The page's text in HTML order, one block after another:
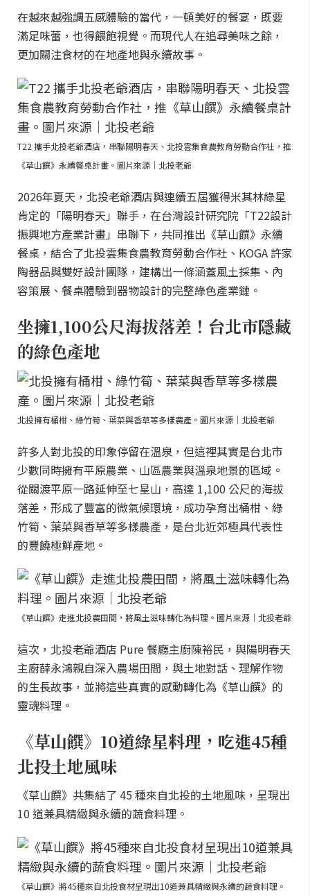
在越來越強調五感體驗的當代，一頓美好的餐宴，既要
滿足味蕾，也得餵飽視覺。而現代人在追尋美味之餘，
更加關注食材的在地產地與永續故事。
T22 攜手北投老爺酒店，串聯陽明春天、北投雲集食農教育勞動合作社，推
《草山饌》永續餐桌計畫。圖片來源｜北投老爺
2026年夏天，北投老爺酒店與連續五屆獲得米其林綠星
肯定的「陽明春天」聯手，在台灣設計研究院「T22設計
振興地方產業計畫」串聯下，共同推出《草山饌》永續
餐桌，結合了北投雲集食農教育勞動合作社、KOGA 許家
陶器品與雙好設計團隊，建構出一條涵蓋風土採集、內
容策展、餐桌體驗到器物設計的完整綠色產業鏈。
坐擁1,100公尺海拔落差！台北市隱藏
的綠色產地
北投擁有桶柑、綠竹筍、葉菜與香草等多樣農產。圖片來源｜北投老爺
許多人對北投的印象停留在溫泉，但這裡其實是台北市
少數同時擁有平原農業、山區農業與溫泉地景的區域。
從關渡平原一路延伸至七星山，高達 1,100 公尺的海拔
落差，形成了豐富的微氣候環境，成功孕育出桶柑、綠
竹筍、葉菜與香草等多樣農產，是台北近郊極具代表性
的豐饒極鮮產地。
《草山饌》走進北投農田間，將風土滋味轉化為料理。圖片來源｜北投老爺
這次，北投老爺酒店 Pure 餐廳主廚陳裕民，與陽明春天
主廚薛永鴻親自深入農場田間，與土地對話、理解作物
的生長故事，並將這些真實的感動轉化為《草山饌》的
靈魂料理。
《草山饌》10道綠星料理，吃進45種
北投土地風味
《草山饌》共集結了 45 種來自北投的土地風味，呈現出
10 道兼具精緻與永續的蔬食料理。
《草山饌》將45種來自北投食材呈現出10道兼具精緻與永續的蔬食料理。